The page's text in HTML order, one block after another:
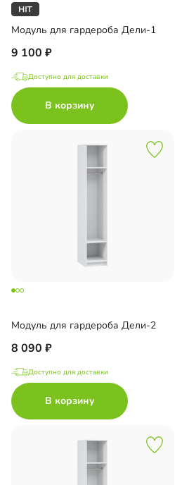
Модуль для гардероба Дели-1
9 100
Доступно для доставки
В корзину
Модуль для гардероба Дели-2
8 090
Доступно для доставки
В корзину